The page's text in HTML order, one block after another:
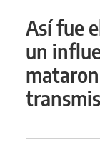
Así fue
un